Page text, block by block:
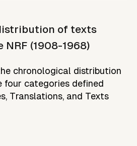
of texts
(1908-1968)
chronological distribution
categories defined
Translations, and Texts